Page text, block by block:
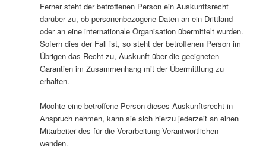
Ferner steht der betroffenen Person ein Auskunftsrecht
darüber zu, ob personenbezogene Daten an ein Drittland
oder an eine internationale Organisation übermittelt wurden.
Sofern dies der Fall ist, so steht der betroffenen Person im
Übrigen das Recht zu, Auskunft über die geeigneten
Garantien im Zusammenhang mit der Übermittlung zu
erhalten.
Möchte eine betroffene Person dieses Auskunftsrecht in
Anspruch nehmen, kann sie sich hierzu jederzeit an einen
Mitarbeiter des für die Verarbeitung Verantwortlichen
wenden.